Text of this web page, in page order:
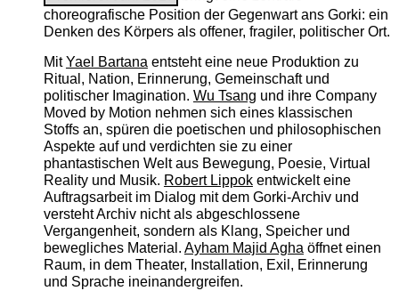
choreografische Position der Gegenwart ans Gorki: ein
Denken des Körpers als offener, fragiler, politischer Ort.
MitYael Bartanaentsteht eine neue Produktion zu
Ritual, Nation, Erinnerung, Gemeinschaft und
politischer Imagination. Wu Tsang und ihre Company
Moved by Motion nehmen sich eines klassischen
Stoffs an, spüren die poetischen und philosophischen
Aspekte auf und verdichten sie zu einer
phantastischen Welt aus Bewegung, Poesie, Virtual
Reality und Musik. Robert Lippokentwickelt eine
Auftragsarbeit im Dialog mit dem Gorki-Archiv und
versteht Archiv nicht als abgeschlossene
Vergangenheit, sondern als Klang, Speicher und
bewegliches Material. Ayham Majid Aghaöffnet einen
Raum, in dem Theater, Installation, Exil, Erinnerung
und Sprache ineinandergreifen.